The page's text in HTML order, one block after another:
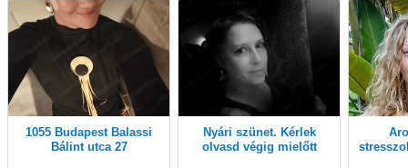
1055 Budapest Balassi
Bálint utca 27
Nyári szünet. Kérlek
olvasd végig mielőtt
Aromaterápiás